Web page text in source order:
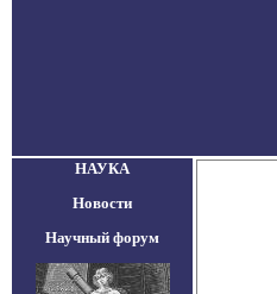
НАУКА
Новости
Научный форум